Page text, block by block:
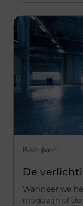
Bedrijven
De
Wanneer we
magazijn of